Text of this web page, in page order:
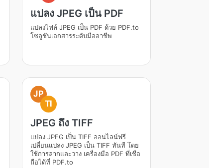
แปลง JPEG เป็น PDF
แปลงไฟล์ JPEG เป็น PDF ด้วย PDF.to
โซลูชันเอกสารระดับมืออาชีพ
JP
TI
JPEG ถึง TIFF
แปลง JPEG เป็น TIFF ออนไลน์ฟรี
เปลี่ยนแปลง JPEG เป็น TIFF ทันที โดย
ใช้การลากและวาง เครื่องมือ PDF ที่เชื่อ
ถือได้ที่ PDF.to